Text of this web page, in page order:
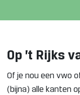
Op ’t Rijks
Of je nou een vwo
(bijna) alle kanten